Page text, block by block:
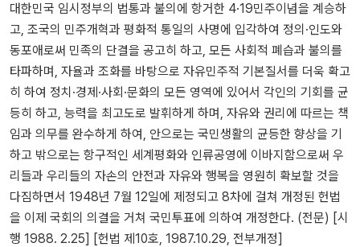
대한민국 임시정부의 법통과 불의에 항거한 4·19민주이념을 계승하
고, 조국의 민주개혁과 평화적 통일의 사명에 입각하여 정의·인도와
동포애로써 민족의 단결을 공고히 하고, 모든 사회적 폐습과 불의를
타파하며, 자율과 조화를 바탕으로 자유민주적 기본질서를 더욱 확고
히 하여 정치·경제·사회·문화의 모든 영역에 있어서 각인의 기회를 균
등히 하고, 능력을 최고도로 발휘하게 하며, 자유와 권리에 따르는 책
임과 의무를 완수하게 하여, 안으로는 국민생활의 균등한 향상을 기
하고 밖으로는 항구적인 세계평화와 인류공영에 이바지함으로써 우
리들과 우리들의 자손의 안전과 자유와 행복을 영원히 확보할 것을
다짐하면서 1948년 7월 12일에 제정되고 8차에 걸쳐 개정된 헌법
을 이제 국회의 의결을 거쳐 국민투표에 의하여 개정한다. (전문) [시
행 1988. 2.25] [헌법 제10호, 1987.10.29, 전부개정]